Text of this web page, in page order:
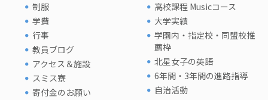
制服
学費
行事
教員ブログ
アクセス＆施設
スミス寮
寄付金のお願い
高校課程 Musicコース
大学実績
学園内・指定校・同盟校推
薦枠
北星女子の英語
6年間・3年間の進路指導
自治活動